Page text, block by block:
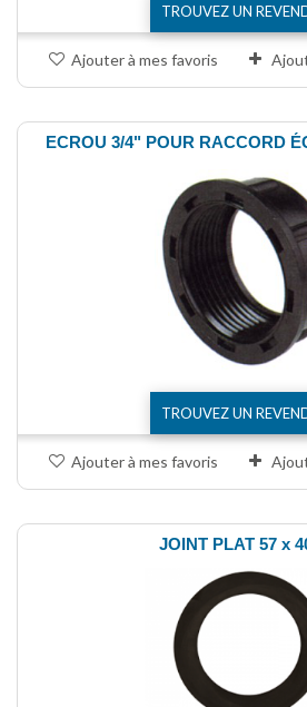
TROUVEZ UN
Ajouter à mes favoris
ECROU 3/4" POUR RACCORD
TROUVEZ UN
Ajouter à mes favoris
JOINT PLAT 57 x